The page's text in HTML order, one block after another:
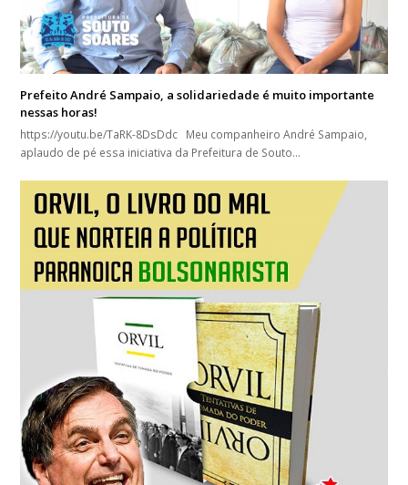
Prefeito André Sampaio, a solidariedade é muito importante
nessas horas!
https://youtu.be/TaRK-8DsDdc Meu companheiro André Sampaio,
aplaudo de pé essa iniciativa da Prefeitura de Souto…